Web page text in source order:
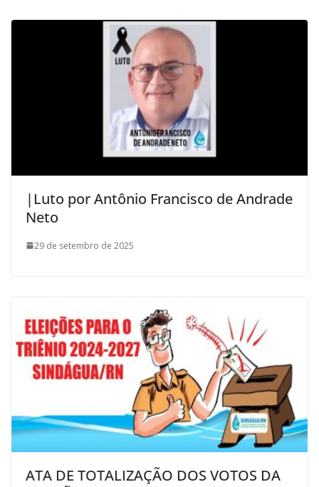
|Luto por Antônio Francisco de Andrade
Neto
29 de setembro de 2025
ATA DE TOTALIZAÇÃO DOS VOTOS DA